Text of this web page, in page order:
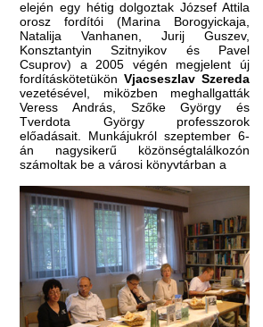
elején egy hétig dolgoztak József Attila
orosz fordítói (Marina Borogyickaja,
Natalija Vanhanen, Jurij Guszev,
Konsztantyin Szitnyikov és Pavel
Csuprov) a 2005 végén megjelent új
fordításkötetükön Vjacseszlav Szereda
vezetésével, miközben meghallgatták
Veress András, Szőke György és
Tverdota György professzorok
előadásait. Munkájukról szeptember 6-
án nagysikerű közönségtalálkozón
számoltak be a városi könyvtárban a